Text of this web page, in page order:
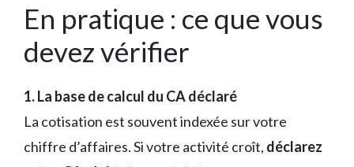
En pratique : ce que vous
devez vérifier
1. La base de calcul du CA déclaré
La cotisation est souvent indexée sur votre
chiffre d’affaires. Si votre activité croît, déclarez